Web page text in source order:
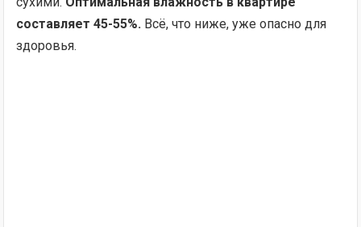
составляет 45-55%. Всё, что ниже, уже опасно для
здоровья.